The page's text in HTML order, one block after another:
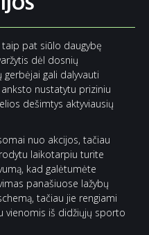
taip pat siūlo daugybę
dėl dosnių
gali dalyvauti
nustatytu priziniu
dešimtys aktyviausių
nuo akcijos, tačiau
laikotarpiu turite
kad galėtumėte
panašiuose lažybų
tačiau jie rengiami
vienomis iš didžiųjų sporto